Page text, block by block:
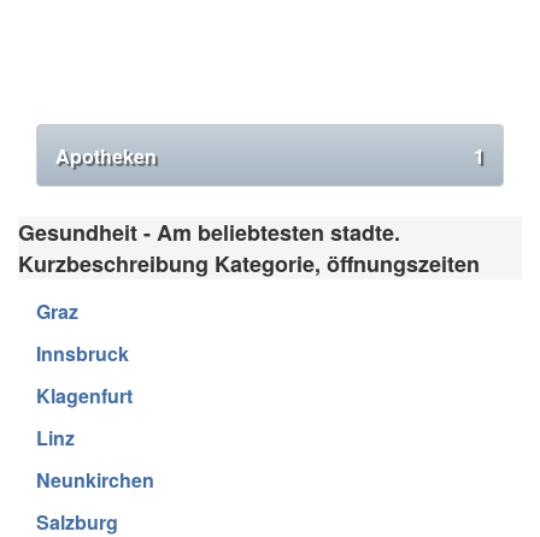
Apotheken 1
Gesundheit - Am beliebtesten stadte.
Kurzbeschreibung Kategorie, öffnungszeiten
Graz
Innsbruck
Klagenfurt
Linz
Neunkirchen
Salzburg